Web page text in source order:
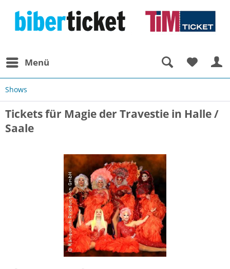
Menü
Shows
Tickets für Magie der Travestie in Halle /
Saale